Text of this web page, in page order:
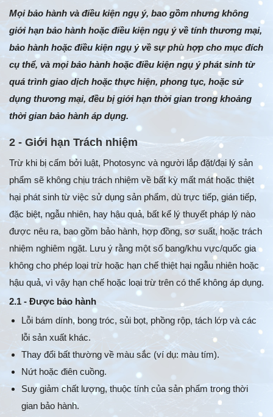
Mọi bảo hành và điều kiện ngụ ý, bao gồm nhưng không
giới hạn bảo hành hoặc điều kiện ngụ ý về tính thương mại,
bảo hành hoặc điều kiện ngụ ý về sự phù hợp cho mục đích
cụ thể, và mọi bảo hành hoặc điều kiện ngụ ý phát sinh từ
quá trình giao dịch hoặc thực hiện, phong tục, hoặc sử
dụng thương mại, đều bị giới hạn thời gian trong khoảng
thời gian bảo hành áp dụng.
2 - Giới hạn Trách nhiệm
Trừ khi bị cấm bởi luật, Photosync và người lắp đặt/đại lý sản
phẩm sẽ không chịu trách nhiệm về bất kỳ mất mát hoặc thiệt
hại phát sinh từ việc sử dụng sản phẩm, dù trực tiếp, gián tiếp,
đặc biệt, ngẫu nhiên, hay hậu quả, bất kể lý thuyết pháp lý nào
được nêu ra, bao gồm bảo hành, hợp đồng, sơ suất, hoặc trách
nhiệm nghiêm ngặt. Lưu ý rằng một số bang/khu vực/quốc gia
không cho phép loại trừ hoặc hạn chế thiệt hại ngẫu nhiên hoặc
hậu quả, vì vậy hạn chế hoặc loại trừ trên có thể không áp dụng.
2.1 - Được bảo hành
Lỗi bám dính, bong tróc, sủi bọt, phồng rộp, tách lớp và các
lỗi sản xuất khác.
Thay đổi bất thường về màu sắc (ví dụ: màu tím).
Nứt hoặc điên cuồng.
Suy giảm chất lượng, thuộc tính của sản phẩm trong thời
gian bảo hành.